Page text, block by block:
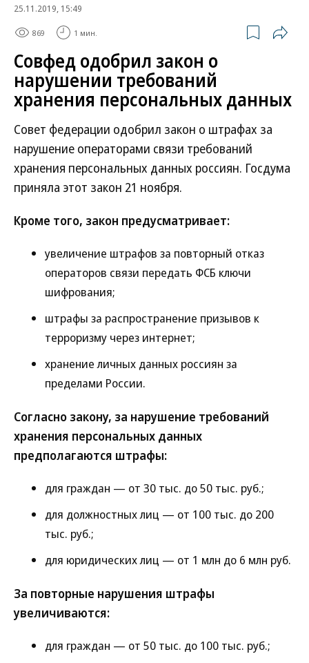
25.11.2019, 15:49
869 1 мин.
Совфед одобрил закон о
нарушении требований
хранения персональных данных
Совет федерации одобрил закон о штрафах за
нарушение операторами связи требований
хранения персональных данных россиян. Госдума
приняла этот закон 21 ноября.
Кроме того, закон предусматривает:
увеличение штрафов за повторный отказ
операторов связи передать ФСБ ключи
шифрования;
штрафы за распространение призывов к
терроризму через интернет;
хранение личных данных россиян за
пределами России.
Согласно закону, за нарушение требований
хранения персональных данных
предполагаются штрафы:
для граждан — от 30 тыс. до 50 тыс. руб.;
для должностных лиц — от 100 тыс. до 200
тыс. руб.;
для юридических лиц — от 1 млн до 6 млн руб.
За повторные нарушения штрафы
увеличиваются:
для граждан — от 50 тыс. до 100 тыс. руб.;